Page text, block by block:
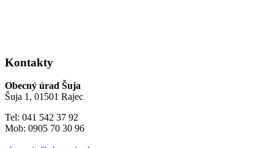
Kontakty
Obecný úrad Šuja
Šuja 1, 01501 Rajec
Tel: 041 542 37 92
Mob: 0905 70 30 96